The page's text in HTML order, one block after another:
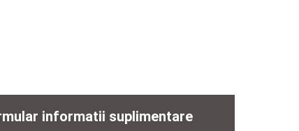
informatii suplimentare